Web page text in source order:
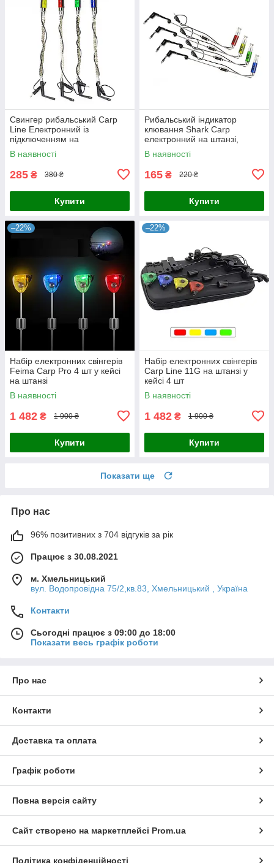
Свингер рибальський Carp
Line Електронний із
підключенням на
велоцепочці
В наявності
285 ₴ 380 ₴
Купити
Рибальський індикатор
клювання Shark Carp
електронний на штанзі,
зелений
В наявності
165 ₴ 220 ₴
Купити
–22%
Набір електронних свінгерів
Feima Carp Pro 4 шт у кейсі
на штанзі
В наявності
1 482 ₴ 1 900 ₴
Купити
–22%
Набір електронних свінгерів
Carp Line 11G на штанзі у
кейсі 4 шт
В наявності
1 482 ₴ 1 900 ₴
Купити
Показати ще
Про нас
96% позитивних з 704 відгуків за рік
Працює з 30.08.2021
м. Хмельницький
вул. Водопровідна 75/2,кв.83, Хмельницький , Україна
Контакти
Сьогодні працює з 09:00 до 18:00
Показати весь графік роботи
Про нас
Контакти
Доставка та оплата
Графік роботи
Повна версія сайту
Сайт створено на маркетплейсі Prom.ua
Політика конфіденційності